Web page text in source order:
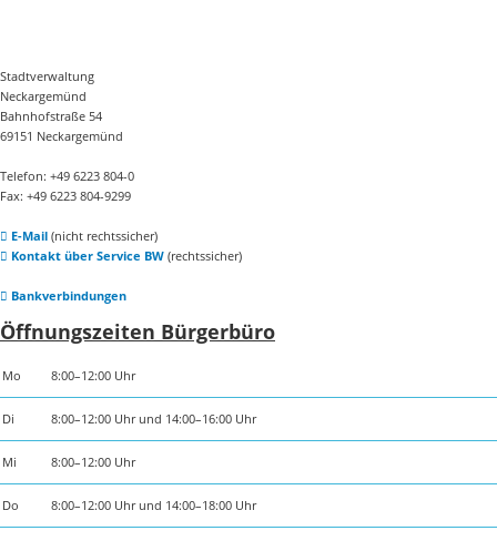
Stadtverwaltung
Neckargemünd
Bahnhofstraße 54
69151 Neckargemünd
Telefon: +49 6223 804-0
Fax: +49 6223 804-9299
E-Mail(nicht rechtssicher)
Kontakt über Service BW(rechtssicher)
Bankverbindungen
Öffnungszeiten Bürgerbüro
Mo 8:00–12:00 Uhr
Di 8:00–12:00 Uhr und 14:00–16:00 Uhr
Mi 8:00–12:00 Uhr
Do 8:00–12:00 Uhr und 14:00–18:00 Uhr